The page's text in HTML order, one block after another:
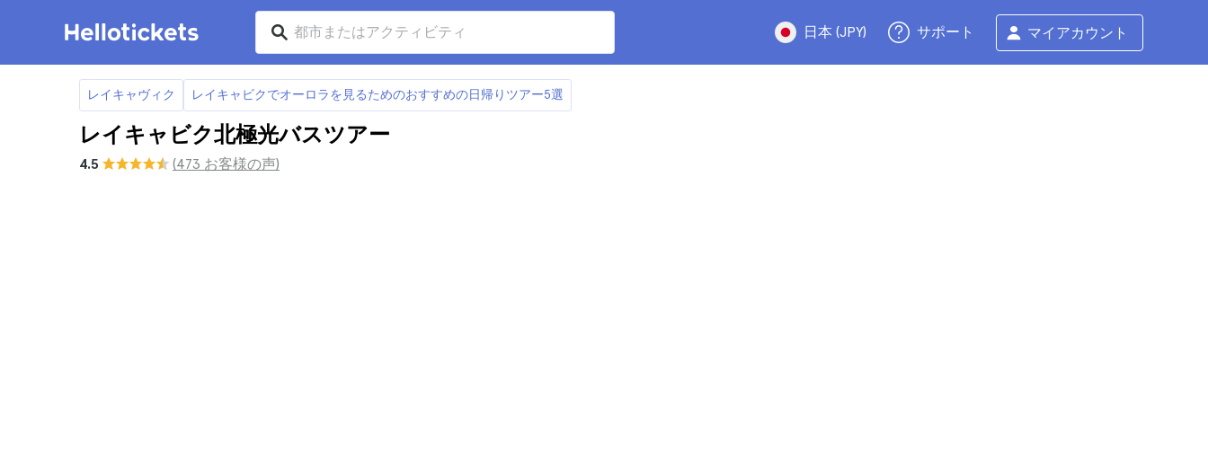
日本 (JPY) サポート マイアカウント
レイキャヴィク レイキャビクでオーロラを見るためのおすすめの日帰りツアー5選
レイキャビク北極光バスツアー
4.5 (473 お客様の声)